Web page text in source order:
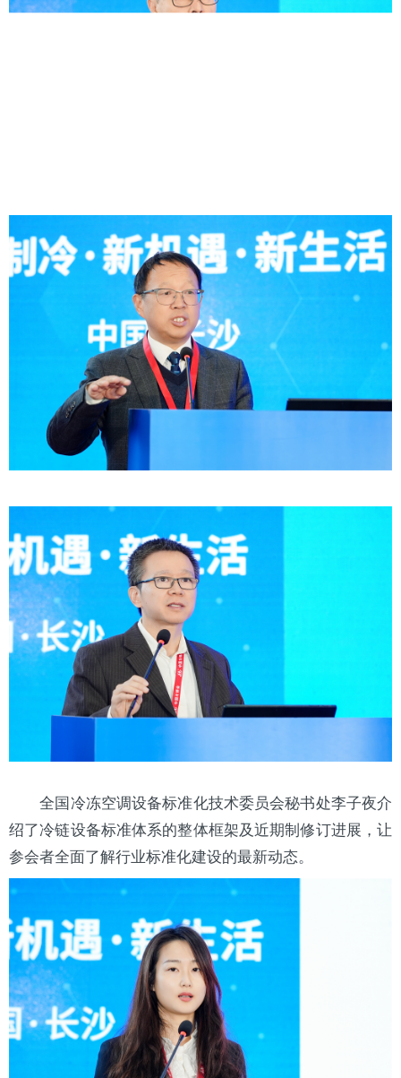
全国冷冻空调设备标准化技术委员会秘书处李子夜介
绍了冷链设备标准体系的整体框架及近期制修订进展，让
参会者全面了解行业标准化建设的最新动态。